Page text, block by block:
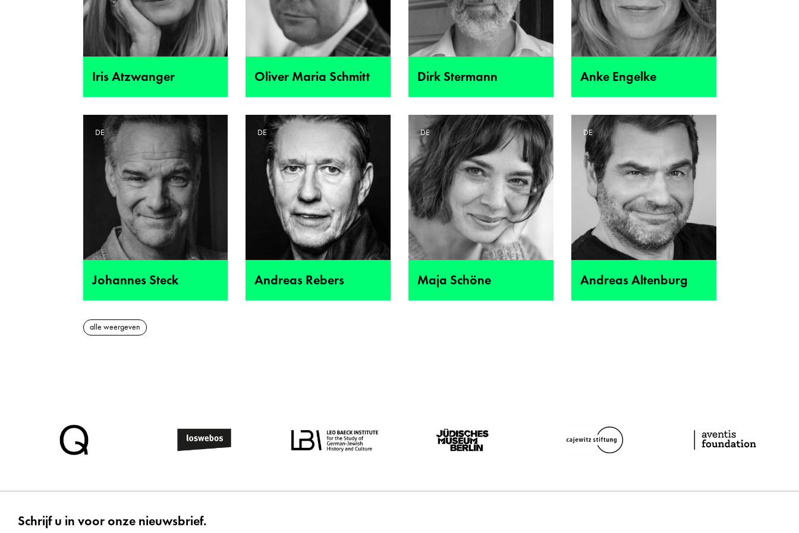
Iris Atzwanger Oliver Maria Schmitt Dirk Stermann Anke Engelke
Johannes Steck
DE
Andreas Rebers
DE
Maja Schöne
DE
Andreas Altenburg
DE
alle weergeven
Schrijf u in voor onze nieuwsbrief.